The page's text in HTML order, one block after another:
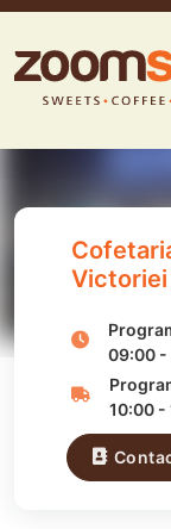
09:00 -
10:00 -